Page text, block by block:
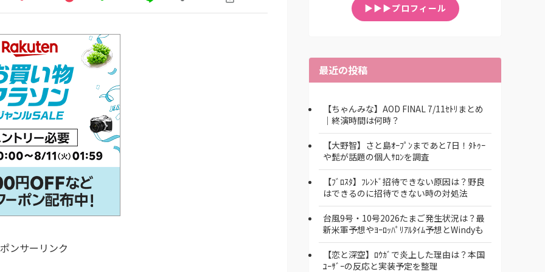
ンサーリンク
▶▶▶プロフィール
最近の投稿
【ちゃんみな】AOD FINAL 7/11ｾﾄﾘまとめ
｜終演時間は何時？
【大野智】さと島ｵｰﾌﾟﾝまであと7日！ﾀﾄｩｰ
や髭が話題の個人ｻﾛﾝを調査
【ﾌﾞﾛｽﾀ】ﾌﾚﾝﾄﾞ招待できない原因は？野良
はできるのに招待できない時の対処法
台風9号・10号2026たまご発生状況は？最
新米軍予想やﾖｰﾛｯﾊﾟﾘｱﾙﾀｲﾑ予想とWindyも
【恋と深空】ﾛｳｶﾞで炎上した理由は？本国
ﾕｰｻﾞｰの反応と実装予定を整理